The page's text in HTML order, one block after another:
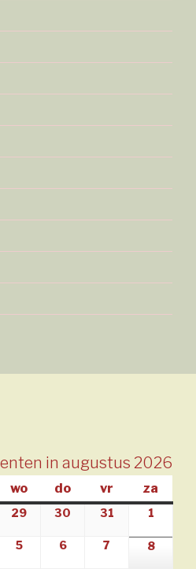
in augustus 2026
wowoensdag
dodonderdag
vr vrijdag
za
07/2026
29 29/07/2026
30 30/07/2026
31 31/07/2026
1
08/2026
505/08/2026
606/08/2026
7 07/08/2026
808/